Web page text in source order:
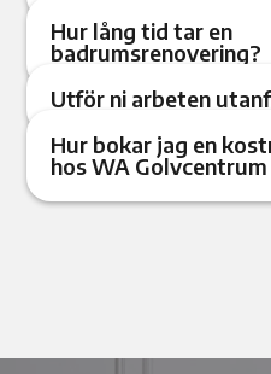
Hur lång tid tar en
badrumsrenovering?
Utför ni arbeten
Hur bokar jag en
hos WA Golvcentrum